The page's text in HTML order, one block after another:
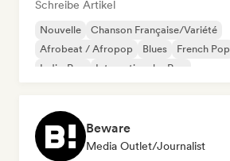
Schreibe Artikel
Nouvelle
Chanson Française/Variété
Afrobeat / Afropop
Blues French Pop
Indie-Pop
Internationaler Pop
Beware
Media Outlet/Journalist